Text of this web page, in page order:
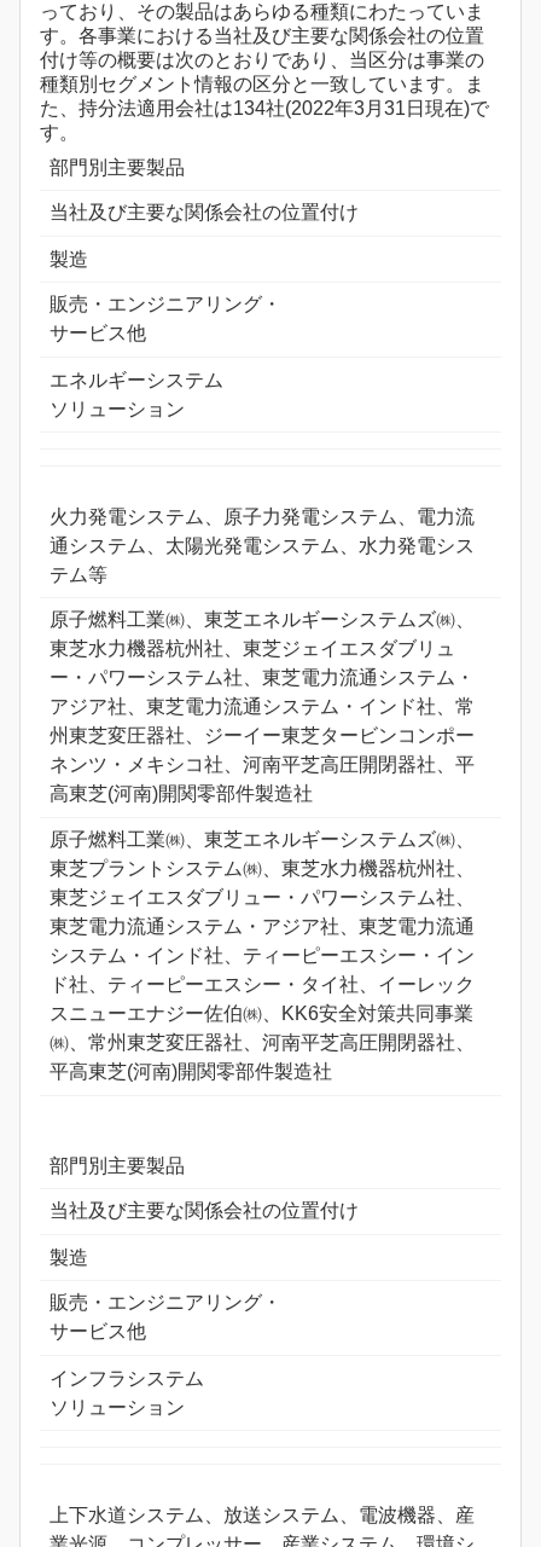
っており、その製品はあらゆる種類にわたっていま
す。各事業における当社及び主要な関係会社の位置
付け等の概要は次のとおりであり、当区分は事業の
種類別セグメント情報の区分と一致しています。ま
た、持分法適用会社は134社(2022年3月31日現在)で
す。
部門別主要製品
当社及び主要な関係会社の位置付け
製造
販売・エンジニアリング・
サービス他
エネルギーシステム
ソリューション
火力発電システム、原子力発電システム、電力流
通システム、太陽光発電システム、水力発電シス
テム等
原子燃料工業㈱、東芝エネルギーシステムズ㈱、
東芝水力機器杭州社、東芝ジェイエスダブリュ
ー・パワーシステム社、東芝電力流通システム・
アジア社、東芝電力流通システム・インド社、常
州東芝変圧器社、ジーイー東芝タービンコンポー
ネンツ・メキシコ社、河南平芝高圧開閉器社、平
高東芝(河南)開関零部件製造社
原子燃料工業㈱、東芝エネルギーシステムズ㈱、
東芝プラントシステム㈱、東芝水力機器杭州社、
東芝ジェイエスダブリュー・パワーシステム社、
東芝電力流通システム・アジア社、東芝電力流通
システム・インド社、ティーピーエスシー・イン
ド社、ティーピーエスシー・タイ社、イーレック
スニューエナジー佐伯㈱、KK6安全対策共同事業
㈱、常州東芝変圧器社、河南平芝高圧開閉器社、
平高東芝(河南)開関零部件製造社
部門別主要製品
当社及び主要な関係会社の位置付け
製造
販売・エンジニアリング・
サービス他
インフラシステム
ソリューション
上下水道システム、放送システム、電波機器、産